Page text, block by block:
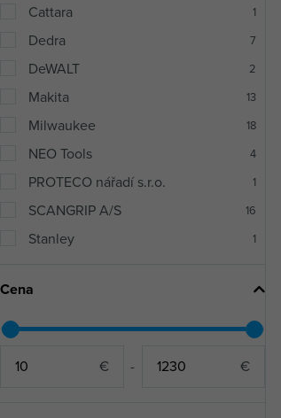
Cattara 1
Dedra 7
DeWALT 2
Makita 13
Milwaukee 18
NEO Tools 4
PROTECO nářadí s.r.o. 1
SCANGRIP A/S 16
Stanley 1
Cena
€ - €